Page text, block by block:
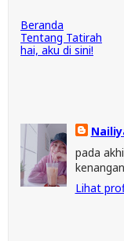
Beranda
Tentang Tatirah
hai, aku di sini!
pada
kenangan
Lihat